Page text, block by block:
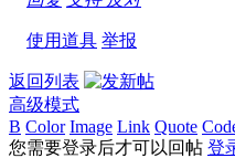
使用道具 举报
返回列表
高级模式
B Color Image Link Quote
您需要登录后才可以回帖 登